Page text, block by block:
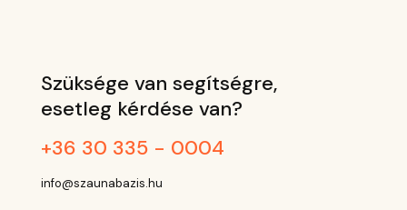
Szüksége van segítségre,
esetleg kérdése van?
+36 30 335 - 0004
info@szaunabazis.hu